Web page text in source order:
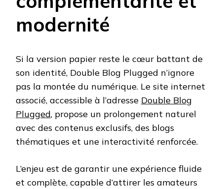
modernité
Si la version papier reste le cœur battant de
son identité, Double Blog Plugged n’ignore
pas la montée du numérique. Le site internet
associé, accessible à l’adresse Double Blog
Plugged, propose un prolongement naturel
avec des contenus exclusifs, des blogs
thématiques et une interactivité renforcée.
L’enjeu est de garantir une expérience fluide
et complète, capable d’attirer les amateurs